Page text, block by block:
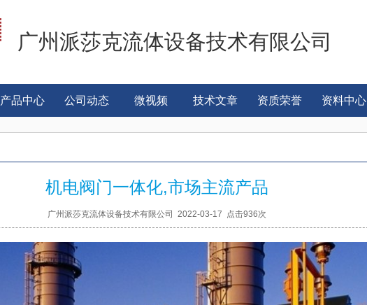
广州派莎克流体设备技术有限公司
产品中心 公司动态 微视频 技术文章 资质荣誉 资料中心
机电阀门一体化,市场主流产品
广州派莎克流体设备技术有限公司 2022-03-17 点击936次